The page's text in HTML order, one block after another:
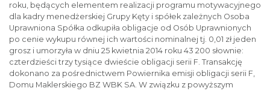
roku, będących elementem realizacji programu motywacyjnego
dla kadry menedżerskiej Grupy Kęty i spółek zależnych Osoba
Uprawniona Spółka odkupiła obligacje od Osób Uprawnionych
po cenie wykupu równej ich wartości nominalnej tj. 0,01 zł jeden
grosz i umorzyła w dniu 25 kwietnia 2014 roku 43 200 słownie:
czterdzieści trzy tysiące dwieście obligacji serii F. Transakcję
dokonano za pośrednictwem Powiernika emisji obligacji serii F,
Domu Maklerskiego BZ WBK SA. W związku z powyższym